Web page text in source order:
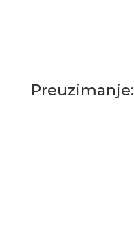
Preuzimanje: